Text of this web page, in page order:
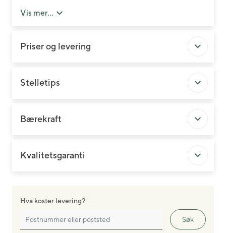
Ønsker du å sende blomsterbukett som er
Vase inngår ikke, men kan kjøpes som
Vis mer...
Priser og levering
Stelletips
Bærekraft
Kvalitetsgaranti
Hva koster levering?
Søk